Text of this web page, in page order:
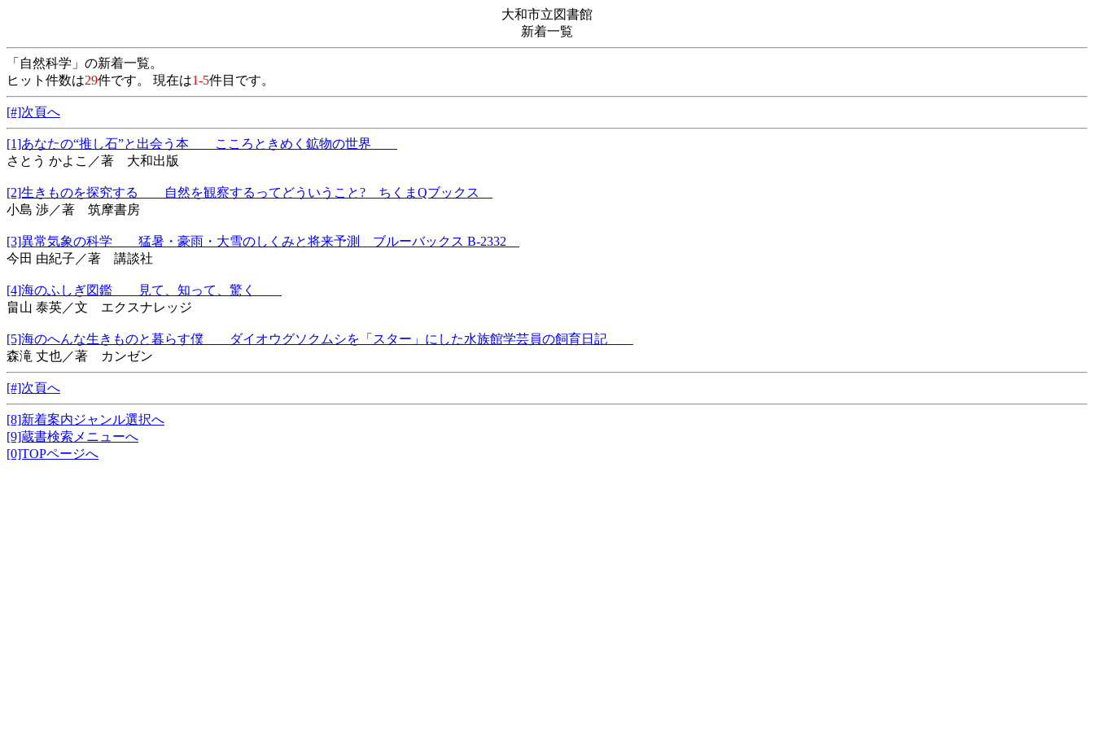
大和市立図書館
新着一覧
「自然科学」の新着一覧。
ヒット件数は29件です。 現在は1-5件目です。
[#]次頁へ
[1]あなたの“推し石”と出会う本 こころときめく鉱物の世界
さとう かよこ／著 大和出版
[2]生きものを探究する 自然を観察するってどういうこと? ちくまQブックス
小島 渉／著 筑摩書房
[3]異常気象の科学 猛暑・豪雨・大雪のしくみと将来予測 ブルーバックス B-2332
今田 由紀子／著 講談社
[4]海のふしぎ図鑑 見て、知って、驚く
畠山 泰英／文 エクスナレッジ
[5]海のへんな生きものと暮らす僕 ダイオウグソクムシを「スター」にした水族館学芸員の飼育日記
森滝 丈也／著 カンゼン
[#]次頁へ
[8]新着案内ジャンル選択へ
[9]蔵書検索メニューへ
[0]TOPページへ